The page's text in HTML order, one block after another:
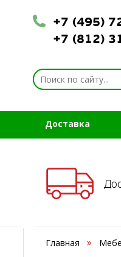
+7 (495)
+7 (812)
Доставка
Главная